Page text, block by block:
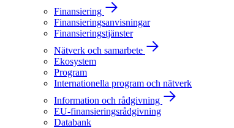
Finansiering
Finansieringsanvisningar
Finansieringstjänster
Nätverk och samarbete
Ekosystem
Program
Internationella program och nätverk
Information och rådgivning
EU-finansieringsrådgivning
Databank